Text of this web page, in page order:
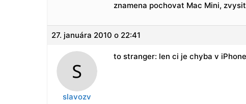
znamena pochovat Mac Mini,
27. januára 2010 o 22:41
slavozv
to stranger: len ci je chyba v